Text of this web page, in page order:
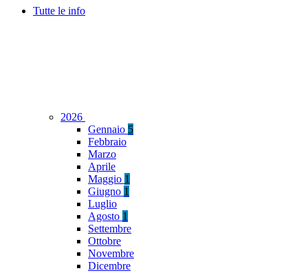
Tutte le info
2026
Gennaio 5
Febbraio
Marzo
Aprile
Maggio 1
Giugno 1
Luglio
Agosto 1
Settembre
Ottobre
Novembre
Dicembre